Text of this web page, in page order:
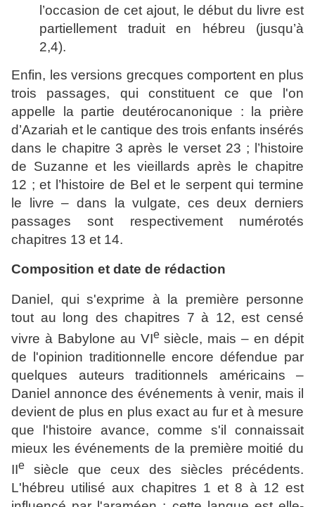
l’occasion de cet ajout, le début du livre est
partiellement traduit en hébreu (jusqu’à
2,4).
Enfin, les versions grecques comportent en plus
trois passages, qui constituent ce que l'on
appelle la partie deutérocanonique : la prière
d’Azariah et le cantique des trois enfants insérés
dans le chapitre 3 après le verset 23 ; l’histoire
de Suzanne et les vieillards après le chapitre
12 ; et l’histoire de Bel et le serpent qui termine
le livre – dans la vulgate, ces deux derniers
passages sont respectivement numérotés
chapitres 13 et 14.
Composition et date de rédaction
Daniel, qui s'exprime à la première personne
tout au long des chapitres 7 à 12, est censé
vivre à Babylone au VIesiècle, mais – en dépit
de l'opinion traditionnelle encore défendue par
quelques auteurs traditionnels américains –
Daniel annonce des événements à venir, mais il
devient de plus en plus exact au fur et à mesure
que l'histoire avance, comme s'il connaissait
mieux les événements de la première moitié du
IIe
siècle que ceux des siècles précédents.
L'hébreu utilisé aux chapitres 1 et 8 à 12 est